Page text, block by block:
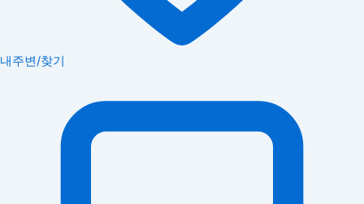
내주변/찾기